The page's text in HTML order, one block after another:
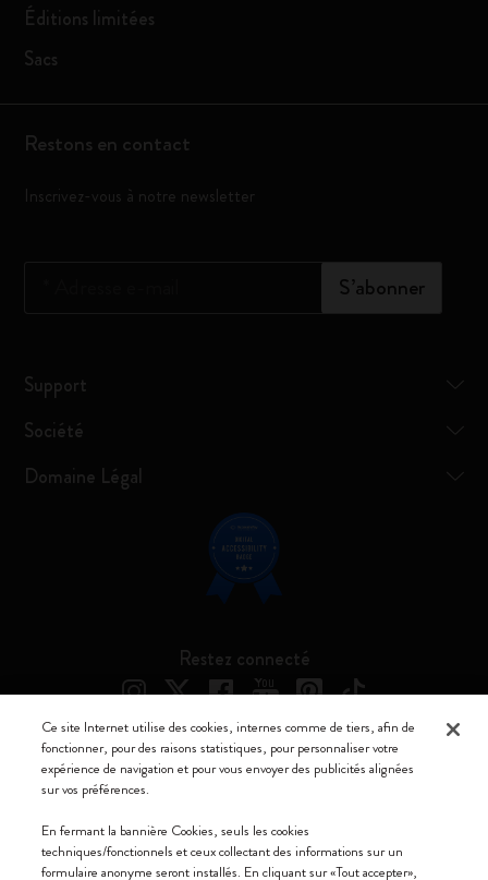
Éditions limitées
Sacs
Restons en contact
Inscrivez-vous à notre newsletter
S’abonner
Support
Société
Domaine Légal
Restez connecté
Moleskine ® est une marque enregistrée de Moleskine Srl a socio unico
Italia - P. IVA / CCIAA n. 07234480965 - REA MI 1945400 - Cap.
Soc. €2.181.513,42
Ce site Internet utilise des cookies, internes comme de tiers, afin de
fonctionner, pour des raisons statistiques, pour personnaliser votre
expérience de navigation et pour vous envoyer des publicités alignées
sur vos préférences.
En fermant la bannière Cookies, seuls les cookies
techniques/fonctionnels et ceux collectant des informations sur un
formulaire anonyme seront installés. En cliquant sur «Tout accepter»,